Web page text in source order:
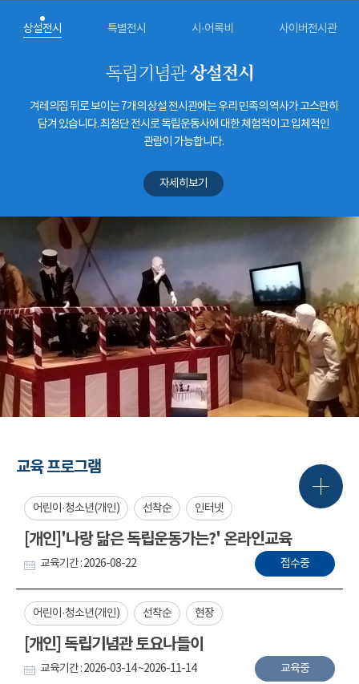
상설전시 특별전시 시·어록비 사이버전시관
독립기념관상설전시
겨레의집 뒤로 보이는 7개의 상설 전시관에는 우리 민족의 역사가 고스란히
담겨 있습니다. 최첨단 전시로 독립운동사에 대한 체험적이고 입체적인
관람이 가능합니다.
자세히보기
교육 프로그램
어린이·청소년(개인) 선착순 인터넷
[개인]'나랑 닮은 독립운동가는?' 온라인교육
교육기간 : 2026-08-22 접수중
어린이·청소년(개인) 선착순 현장
[개인] 독립기념관 토요나들이
교육기간 : 2026-03-14 ~2026-11-14 교육중